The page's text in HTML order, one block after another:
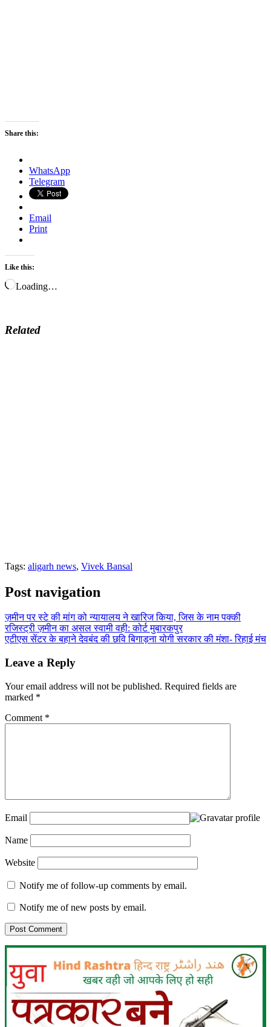
Share this:
WhatsApp
Telegram
Email
Print
Like this:
Loading…
Related
Tags: aligarh news, Vivek Bansal
Post navigation
ज़मीन पर स्टे की मांग को न्यायालय ने खारिज किया, जिस के नाम पक्की
रजिस्ट्री ज़मीन का असल स्वामी वही: कोर्ट मुबारकपुर
एटीएस सेंटर के बहाने देवबंद की छवि बिगाड़ना योगी सरकार की मंशा- रिहाई मंच
Leave a Reply
Your email address will not be published. Required fields are
marked *
Comment *
Email
Name
Website
Notify me of follow-up comments by email.
Notify me of new posts by email.